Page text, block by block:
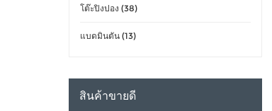
โต๊ะปิงปอง (38)
แบดมินตัน (13)
สินค้าขายดี